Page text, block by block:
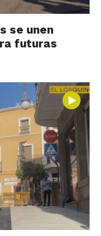
se unen
futuras